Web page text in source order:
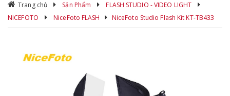
Trang chủ Sản Phẩm
FLASH STUDIO - VIDEO LIGHT
NICEFOTO
NiceFoto FLASH NiceFoto Studio Flash Kit KT-TB433